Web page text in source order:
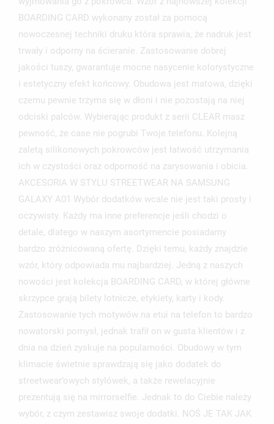
BOARDING CARD wykonany został za pomocą
nowoczesnej techniki druku która sprawia, że nadruk jest
trwały i odporny na ścieranie. Zastosowanie dobrej
jakości tuszy, gwarantuje mocne nasycenie kolorystyczne
i estetyczny efekt końcowy. Obudowa jest matowa, dzięki
czemu pewnie trzyma się w dłoni i nie pozostają na niej
odciski palców. Wybierając produkt z serii CLEAR masz
pewność, że case nie pogrubi Twoje telefonu. Kolejną
zaletą silikonowych pokrowców jest łatwość utrzymania
ich w czystości oraz odporność na zarysowania i obicia.
AKCESORIA W STYLU STREETWEAR NA SAMSUNG
GALAXY A01 Wybór dodatków wcale nie jest taki prosty i
oczywisty. Każdy ma inne preferencje jeśli chodzi o
detale, dlatego w naszym asortymencie posiadamy
bardzo zróżnicowaną ofertę. Dzięki temu, każdy znajdzie
wzór, który odpowiada mu najbardziej. Jedną z naszych
nowości jest kolekcja BOARDING CARD, w której główne
skrzypce grają bilety lotnicze, etykiety, karty i kody.
Zastosowanie tych motywów na etui na telefon to bardzo
nowatorski pomysł, jednak trafił on w gusta klientów i z
dnia na dzień zyskuje na popularności. Obudowy w tym
klimacie świetnie sprawdzają się jako dodatek do
streetwear’owych stylówek, a także rewelacyjnie
prezentują się na mirrorselfie. Jednak to do Ciebie należy
wybór, z czym zestawisz swoje dodatki. NOŚ JE TAK JAK
MOJE LISTY ŻYCZEŃ
add_circle_outline UTWÓRZ NOWĄ LISTĘ
UTWÓRZ LISTĘ ŻYCZEŃ
NAZWA LISTY ŻYCZEŃ
ANULUJ UTWÓRZ LISTĘ ŻYCZEŃ
ZALOGUJ SIĘ
MUSISZ BYĆ ZALOGOWANY BY ZAPISAĆ PRODUKTY NA
SWOJEJ LIŚCIE ŻYCZEŃ.